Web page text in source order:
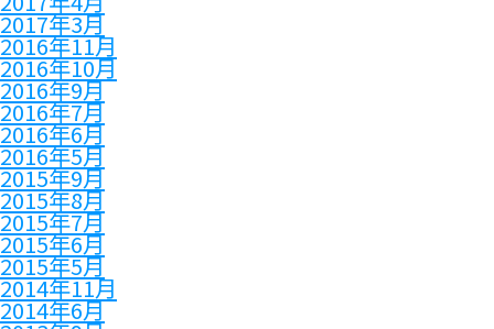
2017年3月
2016年11月
2016年10月
2016年9月
2016年7月
2016年6月
2016年5月
2015年9月
2015年8月
2015年7月
2015年6月
2015年5月
2014年11月
2014年6月